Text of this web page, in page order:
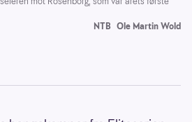
NTB Ole Martin Wold